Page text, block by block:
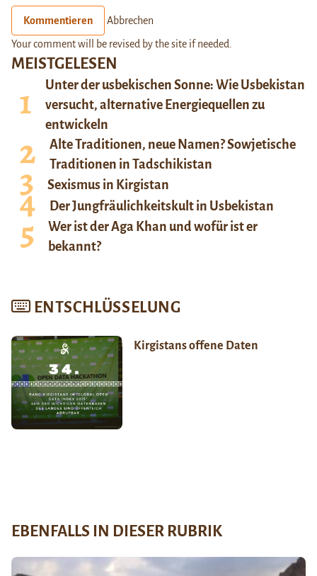
MEISTGELESEN
Unter der usbekischen Sonne: Wie Usbekistan
versucht, alternative Energiequellen zu
entwickeln
Alte Traditionen, neue Namen? Sowjetische
Traditionen in Tadschikistan
Sexismus in Kirgistan
Der Jungfräulichkeitskult in Usbekistan
Wer ist der Aga Khan und wofür ist er
bekannt?
ENTSCHLÜSSELUNG
Kirgistans offene Daten
Kommentieren Abbrechen
Your comment will be revised by the site if needed.
EBENFALLS IN DIESER RUBRIK